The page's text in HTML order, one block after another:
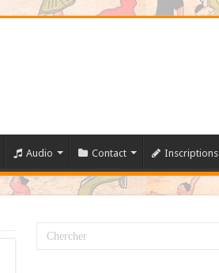
Audio Contact Inscriptions